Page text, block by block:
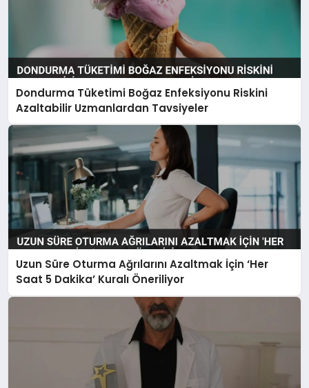
Dondurma Tüketimi Boğaz Enfeksiyonu Riskini
Azaltabilir Uzmanlardan Tavsiyeler
Uzun Süre Oturma Ağrılarını Azaltmak İçin ‘Her
Saat 5 Dakika’ Kuralı Öneriliyor